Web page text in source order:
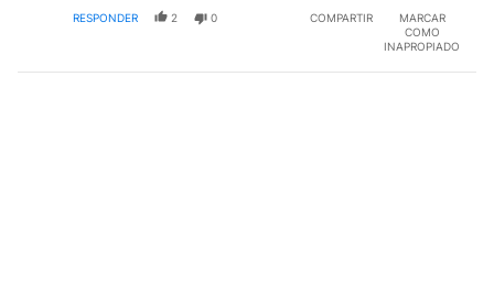
RESPONDER 2 0 COMPARTIR
MARCAR
COMO
INAPROPIADO